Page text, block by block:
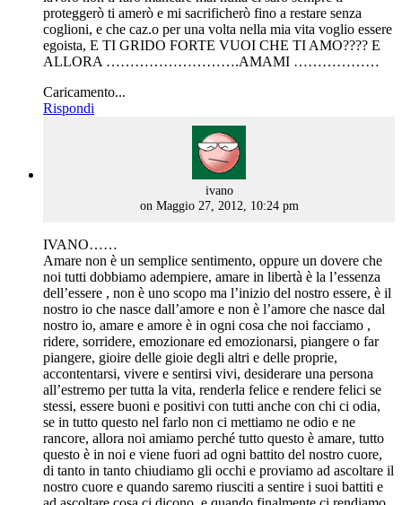
proteggerò ti amerò e mi sacrificherò fino a restare senza
coglioni, e che caz.o per una volta nella mia vita voglio essere
egoista, E TI GRIDO FORTE VUOI CHE TI AMO???? E
ALLORA ……………………….AMAMI ………………
Caricamento...
Rispondi
ivanosays:
on Maggio 27, 2012, 10:24 pm
IVANO……
Amare non è un semplice sentimento, oppure un dovere che
noi tutti dobbiamo adempiere, amare in libertà è la l’essenza
dell’essere , non è uno scopo ma l’inizio del nostro essere, è il
nostro io che nasce dall’amore e non è l’amore che nasce dal
nostro io, amare e amore è in ogni cosa che noi facciamo ,
ridere, sorridere, emozionare ed emozionarsi, piangere o far
piangere, gioire delle gioie degli altri e delle proprie,
accontentarsi, vivere e sentirsi vivi, desiderare una persona
all’estremo per tutta la vita, renderla felice e rendere felici se
stessi, essere buoni e positivi con tutti anche con chi ci odia,
se in tutto questo nel farlo non ci mettiamo ne odio e ne
rancore, allora noi amiamo perché tutto questo è amare, tutto
questo è in noi e viene fuori ad ogni battito del nostro cuore,
di tanto in tanto chiudiamo gli occhi e proviamo ad ascoltare il
nostro cuore e quando saremo riusciti a sentire i suoi battiti e